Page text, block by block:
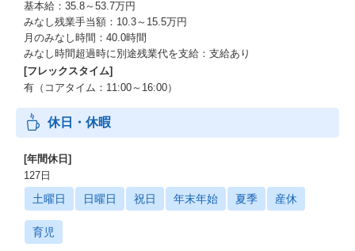
基本給：35.8～53.7万円
みなし残業手当額：10.3～15.5万円
月のみなし時間：40.0時間
みなし時間超過時に別途残業代を支給：支給あり
[フレックスタイム]
有（コアタイム：11:00～16:00）
休日・休暇
[年間休日]
127日
土曜日 日曜日 祝日 年末年始 夏季 産休
育児